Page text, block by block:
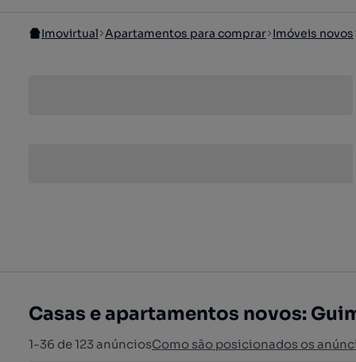
Imovirtual Apartamentos para comprar Imóveis novos
Casas e apartamentos novos:
1-36 de 123 anúnciosComo são posicionados os